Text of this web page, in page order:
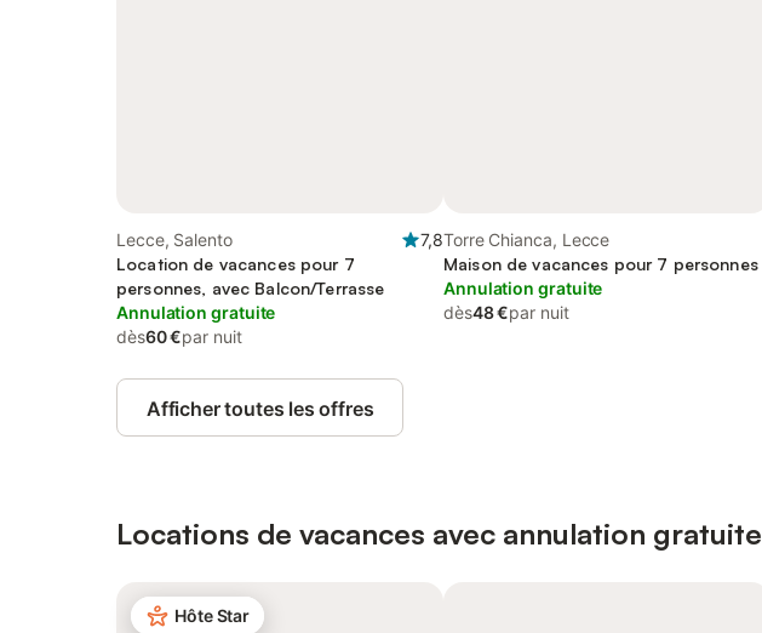
Lecce, Salento
7,8
Location de vacances pour 7
personnes, avec Balcon/Terrasse
Annulation gratuite
dès60 €par nuit
Torre Chianca, Lecce
Maison de vacances pour 7 personnes
Annulation gratuite
dès48 €par nuit
Afficher toutes les offres
Locations de vacances avec annulation gratuite
Hôte Star